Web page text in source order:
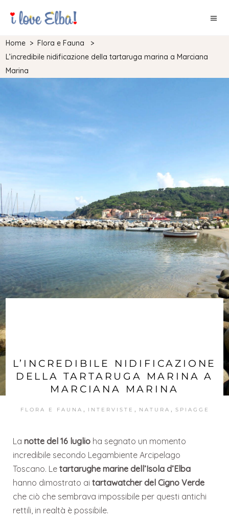
Home >Flora e Fauna
>
L’incredibile nidificazione della tartaruga marina a Marciana
Marina
L’INCREDIBILE NIDIFICAZIONE
DELLA TARTARUGA MARINA A
MARCIANA MARINA
FLORA E FAUNA , INTERVISTE , NATURA , SPIAGGE
Lanotte del 16 luglio ha segnato un momento
incredibile secondo Legambiente Arcipelago
Toscano. Letartarughe marine dell’Isola d’Elba
hanno dimostrato aitartawatcher del Cigno Verde
che ciò che sembrava impossibile per questi antichi
rettili, in realtà è possibile.